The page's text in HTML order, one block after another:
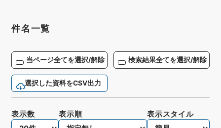
件名一覧
当ページ全てを選択/解除 検索結果全てを選択/解除
選択した資料をCSV出力
表示数 表示順 表示スタイル